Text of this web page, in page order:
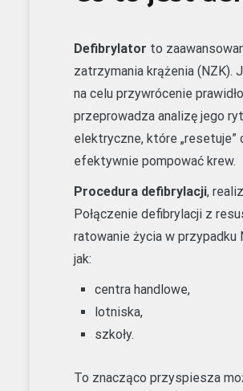
Defibrylator to
zatrzymania krążenia (NZK).
na celu przywrócenie
przeprowadza analizę jego
elektryczne, które
efektywnie pompować krew.
Procedura defibrylacji,
Połączenie defibrylacji z
ratowanie życia w przypadku
jak:
centra handlowe,
lotniska,
szkoły.
To znacząco przyspiesza